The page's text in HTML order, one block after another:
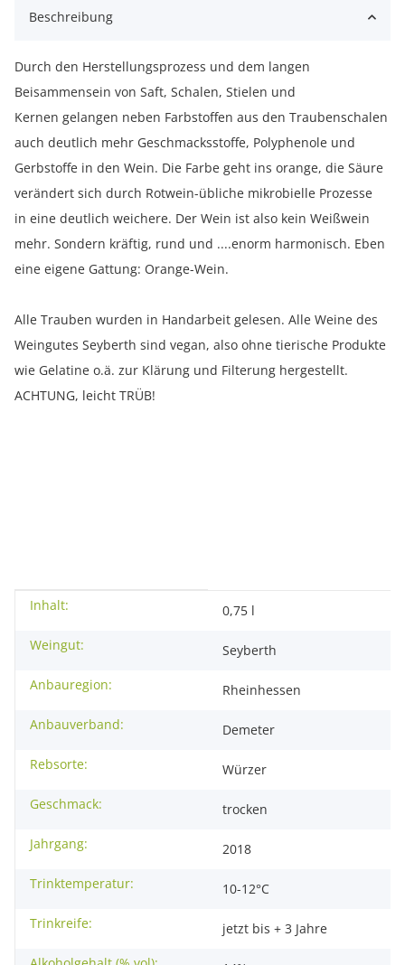
Beschreibung
Durch den Herstellungsprozess und dem langen
Beisammensein von Saft, Schalen, Stielen und
Kernen gelangen neben Farbstoffen aus den Traubenschalen
auch deutlich mehr Geschmacksstoffe, Polyphenole und
Gerbstoffe in den Wein. Die Farbe geht ins orange, die Säure
verändert sich durch Rotwein-übliche mikrobielle Prozesse
in eine deutlich weichere. Der Wein ist also kein Weißwein
mehr. Sondern kräftig, rund und ....enorm harmonisch. Eben
eine eigene Gattung: Orange-Wein.
Alle Trauben wurden in Handarbeit gelesen. Alle Weine des
Weingutes Seyberth sind vegan, also ohne tierische Produkte
wie Gelatine o.ä. zur Klärung und Filterung hergestellt.
ACHTUNG, leicht TRÜB!
Produkteigenschaft
Wert
Inhalt:
0,75 l
Weingut:
Seyberth
Anbauregion:
Rheinhessen
Anbauverband:
Demeter
Rebsorte:
Würzer
Geschmack:
trocken
Jahrgang:
2018
Trinktemperatur:
10-12°C
Trinkreife:
jetzt bis + 3 Jahre